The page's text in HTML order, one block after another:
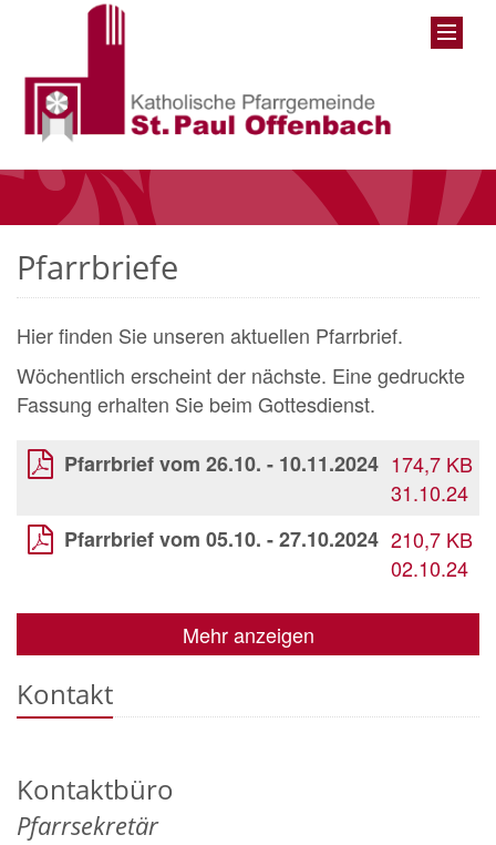
Pfarrbriefe
Hier finden Sie unseren aktuellen Pfarrbrief.
Wöchentlich erscheint der nächste. Eine gedruckte
Fassung erhalten Sie beim Gottesdienst.
Pfarrbrief vom 26.10. - 10.11.2024 174,7 KB
31.10.24
Pfarrbrief vom 05.10. - 27.10.2024 210,7 KB
02.10.24
Mehr anzeigen
Kontakt
Kontaktbüro
Pfarrsekretär